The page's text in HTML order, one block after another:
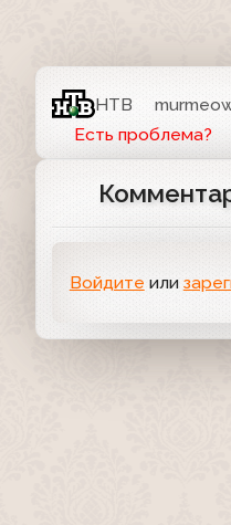
НТВ
Есть проблема?
Войдите или